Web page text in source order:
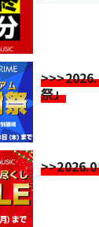
祭」